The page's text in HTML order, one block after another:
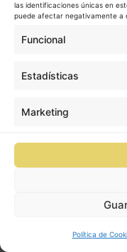
las identificaciones únicas en
puede afectar negativamente a
Funcional
Estadísticas
Marketing
Política de